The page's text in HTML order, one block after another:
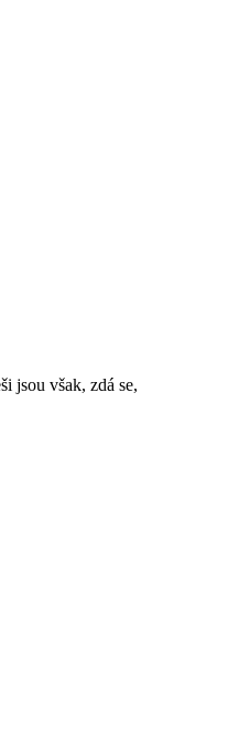
jsou však, zdá se,